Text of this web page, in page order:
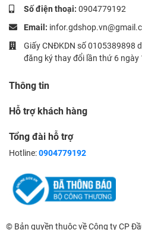
Số điện thoại: 0904779192
Email:
Giấy CNĐKDN số 0105389898
đăng ký thay đổi lần thứ 6
Thông tin
Hỗ trợ khách hàng
Tổng đài hỗ trợ
Hotline:0904779192
© Bản quyền thuộc về Công ty CP